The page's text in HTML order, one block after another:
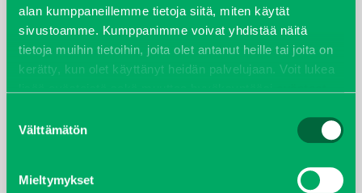
alan kumppaneillemme tietoja siitä, miten käytät
sivustoamme. Kumppanimme voivat yhdistää näitä
tietoja muihin tietoihin, joita olet antanut heille tai joita on
kerätty, kun olet käyttänyt heidän palvelujaan. Voit lukea
valinta
Välttämätön
Mieltymykset
syyskuu 2023
joulukuu 2022
joulukuu 2021